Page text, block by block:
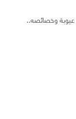
عيوبة وخصائصه..